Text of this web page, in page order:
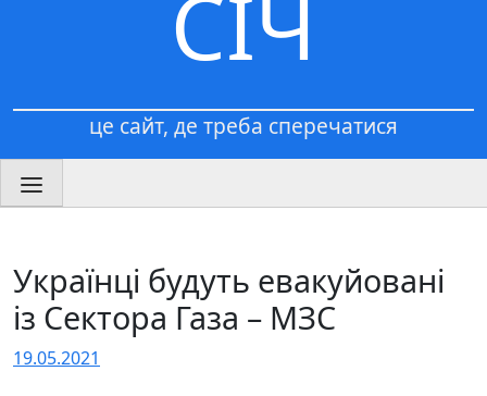
СІЧ
це сайт, де треба сперечатися
Українці будуть евакуйовані
із Сектора Газа – МЗС
19.05.2021